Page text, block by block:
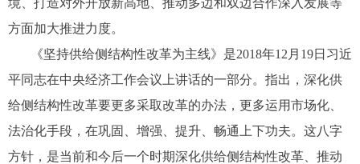
境、打造对外开放新高地、推动多边和双边合作深入发展等
方面加大推进力度。
《坚持供给侧结构性改革为主线》是2018年12月19日习近
平同志在中央经济工作会议上讲话的一部分。指出，深化供
给侧结构性改革要更多采取改革的办法，更多运用市场化、
法治化手段，在巩固、增强、提升、畅通上下功夫。这八字
方针，是当前和今后一个时期深化供给侧结构性改革、推动